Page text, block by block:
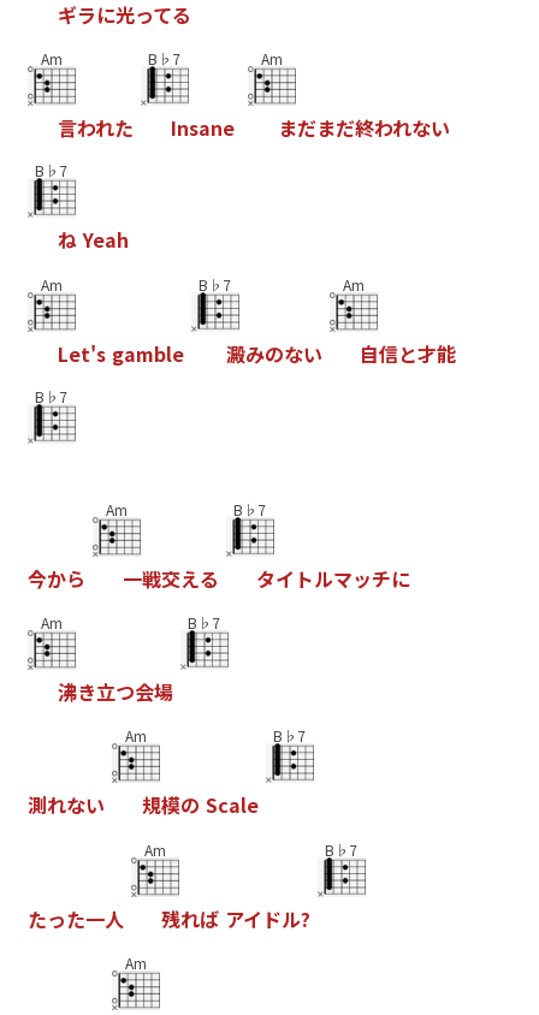
キラに光ってる
Am
言われた
B♭7
Insane
Am
またまた終われない
B♭7
ねYeah
Am
Let's gamble
B♭7
澱みのない
Am
自信と才能
B♭7
今から
Am
一戦交える
B♭7
タイ トルマッチに
Am
沸き立つ会場
B♭7
測れない
Am
規模の Scale
B♭7
たった一人
Am
残れは アイ トル?
B♭7
Am